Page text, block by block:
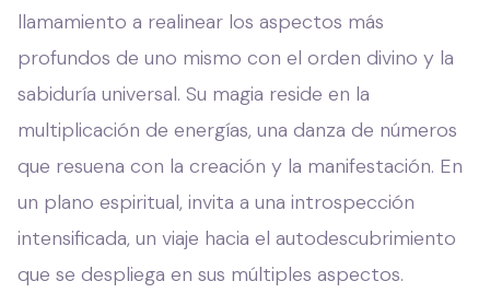
llamamiento a realinear los aspectos más
profundos de uno mismo con el orden divino y la
sabiduría universal. Su magia reside en la
multiplicación de energías, una danza de números
que resuena con la creación y la manifestación. En
un plano espiritual, invita a una introspección
intensificada, un viaje hacia el autodescubrimiento
que se despliega en sus múltiples aspectos.